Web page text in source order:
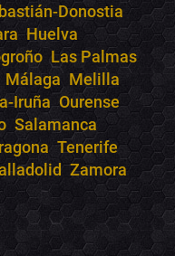
Donostia
Huelva
Las Palmas
Málaga Melilla
Iruña Ourense
Salamanca
Tenerife
Zamora